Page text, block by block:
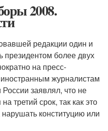
2008.
редакции один и
президентом более двух
на пресс-
журналистам
заявлял, что не
третий срок, так как это
конституцию или